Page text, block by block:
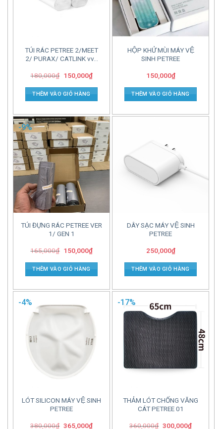
TÚI RÁC PETREE 2/MEET
2/ PURAX/ CATLINK vv…
180,000₫ 150,000₫
THÊM VÀO GIỎ HÀNG
HỘP KHỬ MÙI MÁY VỆ
SINH PETREE
150,000₫
THÊM VÀO GIỎ HÀNG
-9%
TÚI ĐỰNG RÁC PETREE VER
1/ GEN 1
165,000₫ 150,000₫
THÊM VÀO GIỎ HÀNG
DÂY SẠC MÁY VỆ SINH
PETREE
250,000₫
THÊM VÀO GIỎ HÀNG
-4%
LÓT SILICON MÁY VỆ SINH
PETREE
380,000₫ 365,000₫
-17%
THẢM LÓT CHỐNG VĂNG
CÁT PETREE 01
360,000₫ 300,000₫